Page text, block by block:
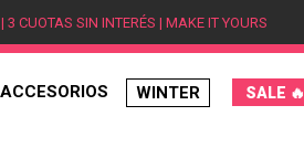
CUOTAS SIN INTERÉS | MAKE IT YOURS
ACCESORIOS WINTER SALE 🔥